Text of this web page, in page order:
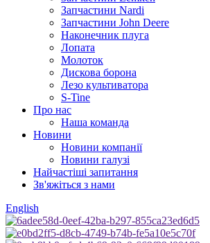
Запчастини Nardi
Запчастини John Deere
Наконечник плуга
Лопата
Молоток
Дискова борона
Лезо культиватора
S-Tine
Про нас
Наша команда
Новини
Новини компанії
Новини галузі
Найчастіші запитання
Зв'яжіться з нами
English